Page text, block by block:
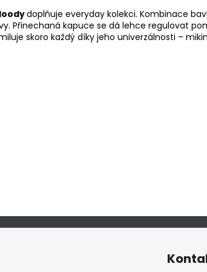
doplňuje everyday kolekci. Kombinace
Přinechaná kapuce se dá lehce regulovat
skoro každý díky jeho univerzálnosti –